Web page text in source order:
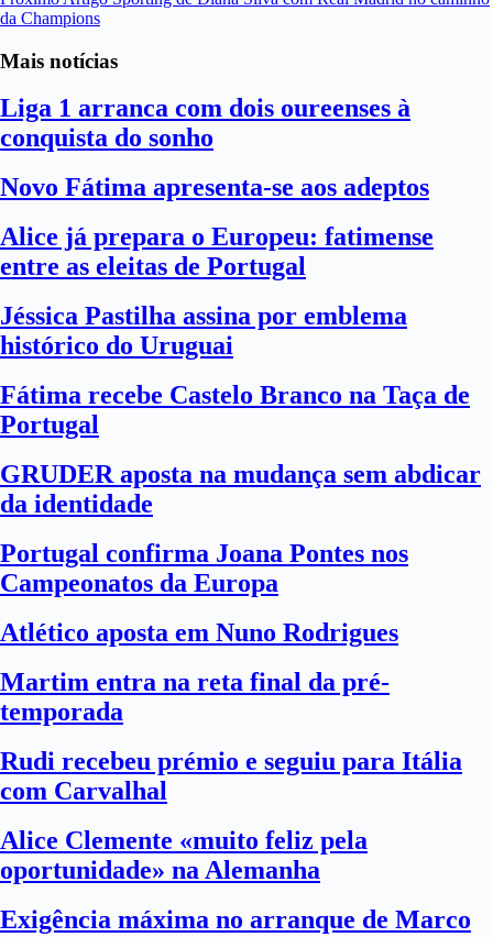
da Champions
Mais notícias
Liga 1 arranca com dois oureenses à
conquista do sonho
Novo Fátima apresenta-se aos adeptos
Alice já prepara o Europeu: fatimense
entre as eleitas de Portugal
Jéssica Pastilha assina por emblema
histórico do Uruguai
Fátima recebe Castelo Branco na Taça de
Portugal
GRUDER aposta na mudança sem abdicar
da identidade
Portugal confirma Joana Pontes nos
Campeonatos da Europa
Atlético aposta em Nuno Rodrigues
Martim entra na reta final da pré-
temporada
Rudi recebeu prémio e seguiu para Itália
com Carvalhal
Alice Clemente «muito feliz pela
oportunidade» na Alemanha
Exigência máxima no arranque de Marco